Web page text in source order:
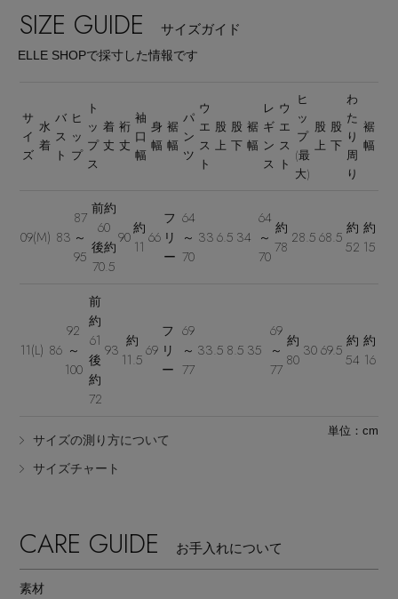
Stay inthe Loop
ELLE SHOP 公式アプリ
SIZE GUIDE サイズガイド
ELLE SHOPで採寸した情報です
サ
イ
ズ
水
着
バ
ス
ト
ヒ
ッ
プ
ト
ッ
プ
ス
着
丈
裄
丈
袖
口
幅
身
幅
裾
幅
パ
ン
ツ
ウ
エ
ス
ト
股
上
股
下
裾
幅
レ
ギ
ン
ス
ウ
エ
ス
ト
ヒ
ッ
プ
(最
大)
股
上
股
下
わ
た
り
周
り
裾
幅
09(M) 83
87
～
95
前約
60
後約
70.5
90
約
11
66
フ
リ
ー
64
～
70
33 6.5 34
64
～
70
約
78
28.5 68.5
約
52
約
15
11(L) 86
92
～
100
前
約
61
後
約
72
93
約
11.5
69
フ
リ
ー
69
～
77
33.5 8.5 35
69
～
77
約
80
30 69.5
約
54
約
16
サイズの測り方について
サイズチャート
単位：cm
CARE GUIDE お手入れについて
素材